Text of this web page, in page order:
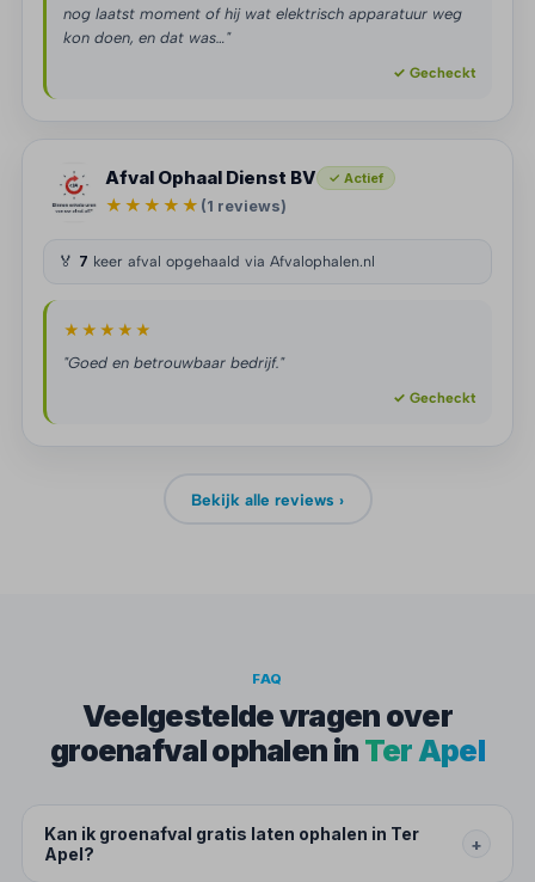
nog laatst moment of hij wat elektrisch apparatuur weg
kon doen, en dat was…"
✓ Gecheckt
Afval Ophaal Dienst BV ✓ Actief
★★★★★ (1 reviews)
🏅 7 keer afval opgehaald via Afvalophalen.nl
★★★★★
"Goed en betrouwbaar bedrijf."
✓ Gecheckt
Bekijk alle reviews ›
FAQ
Veelgestelde vragen over
groenafval ophalen in Ter Apel
Kan ik groenafval gratis laten ophalen in Ter
Apel?
+